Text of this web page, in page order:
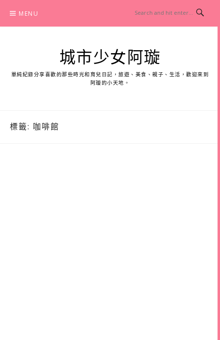
content
MENU
城市少女阿璇
單純紀錄分享喜歡的那些時光和育兒日記，旅遊、美食、親子、生活，歡迎來到
阿璇的小天地。
標籤: 咖啡館